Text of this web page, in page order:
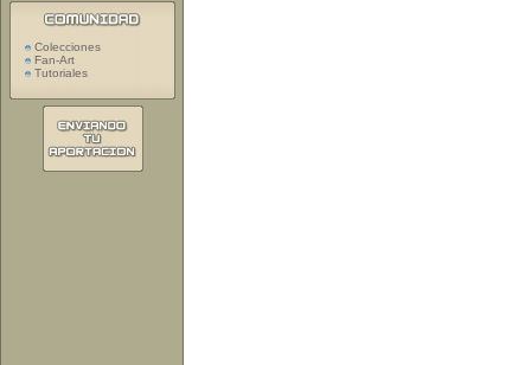
Colecciones
Fan-Art
Tutoriales